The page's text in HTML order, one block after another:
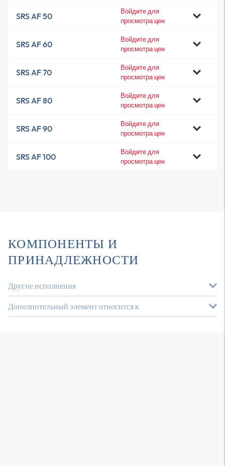
SRS AF 50
Войдите для
просмотра цен
SRS AF 60
Войдите для
просмотра цен
SRS AF 70
Войдите для
просмотра цен
SRS AF 80
Войдите для
просмотра цен
SRS AF 90
Войдите для
просмотра цен
SRS AF 100
Войдите для
просмотра цен
КОМПОНЕНТЫ И
ПРИНАДЛЕЖНОСТИ
Другие исполнения
Дополнительный элемент относится к